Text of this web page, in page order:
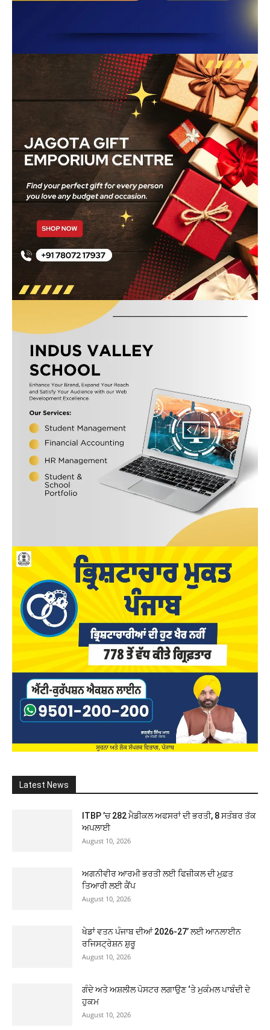
Latest News
ITBP ’ਚ 282 ਮੈਡੀਕਲ ਅਫਸਰਾਂ ਦੀ ਭਰਤੀ, 8 ਸਤੰਬਰ ਤੱਕ
ਅਪਲਾਈ
August 10, 2026
ਅਗਨੀਵੀਰ ਆਰਮੀ ਭਰਤੀ ਲਈ ਫਿਜ਼ੀਕਲ ਦੀ ਮੁਫ਼ਤ
ਤਿਆਰੀ ਲਈ ਕੈਂਪ
August 10, 2026
ਖੇਡਾਂ ਵਤਨ ਪੰਜਾਬ ਦੀਆਂ 2026-27’ ਲਈ ਆਨਲਾਈਨ
ਰਜਿਸਟ੍ਰੇਸ਼ਨ ਸ਼ੁਰੂ
August 10, 2026
ਗੰਦੇ ਅਤੇ ਅਸ਼ਲੀਲ ਪੋਸਟਰ ਲਗਾਉਣ ‘ਤੇ ਮੁਕੰਮਲ ਪਾਬੰਦੀ ਦੇ
ਹੁਕਮ
August 10, 2026